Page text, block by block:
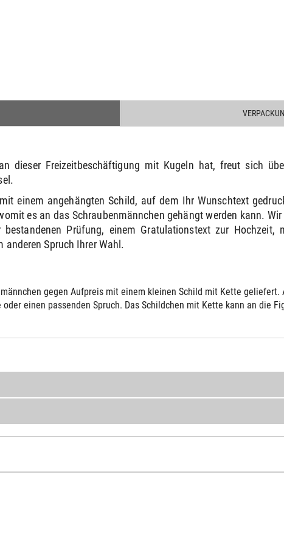
dieser Freizeitbeschäftigung mit Kugeln hat, freut sich
einem angehängten Schild, auf dem Ihr Wunschtext
es an das Schraubenmännchen gehängt werden kann.
bestandenen Prüfung, einem Gratulationstext zur
Spruch Ihrer Wahl.
gegen Aufpreis mit einem kleinen Schild mit Kette
einen passenden Spruch. Das Schildchen mit Kette kann an die